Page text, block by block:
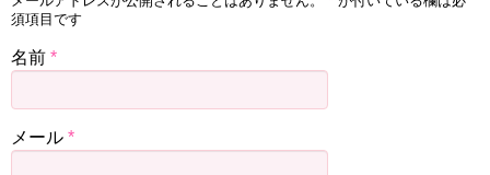
須項目です
名前 *
メール *